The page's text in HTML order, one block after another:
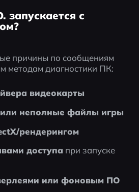
запускается с
причины по сообщениям
методам диагностики ПК:
видеокарты
неполные файлы игры
рендерингом
доступа при запуске
или фоновым ПО